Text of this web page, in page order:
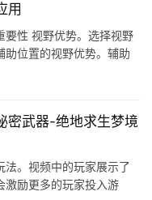
用
要性 视野优势。选择视野
助位置的视野优势。辅助
密武器-绝地求生梦境
法。视频中的玩家展示了
激励更多的玩家投入游